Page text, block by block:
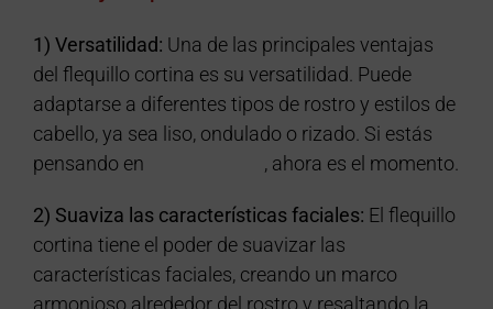
1) Versatilidad: Una de las principales ventajas
del flequillo cortina es su versatilidad. Puede
adaptarse a diferentes tipos de rostro y estilos de
cabello, ya sea liso, ondulado o rizado. Si estás
pensando en
, ahora es el momento.
2) Suaviza las características faciales: El flequillo
cortina tiene el poder de suavizar las
características faciales, creando un marco
armonioso alrededor del rostro y resaltando la